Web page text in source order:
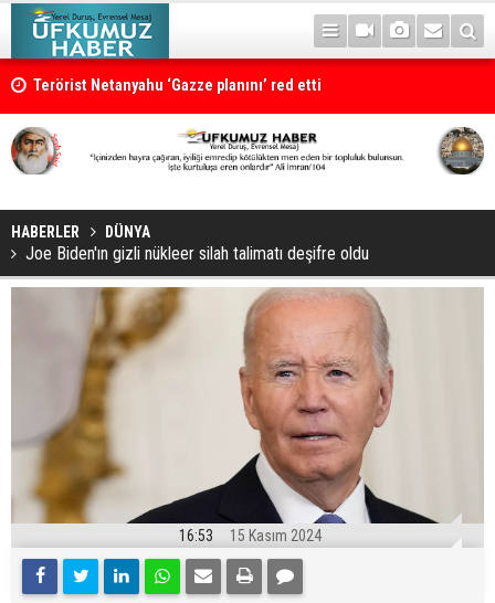
Terörist Netanyahu ‘Gazze planını’ red etti
HABERLER DÜNYA
Joe Biden'ın gizli nükleer silah talimatı deşifre oldu
16:53 15 Kasım 2024